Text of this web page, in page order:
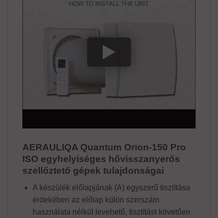
AERAULIQA Quantum Orion-150 Pro
ISO egyhelyiséges hővisszanyerős
szellőztető gépek tulajdonságai
A készülék előlapjának (A) egyszerű tisztítása
érdekében az előlap külön szerszám
használata nélkül levehető, tisztítást követően